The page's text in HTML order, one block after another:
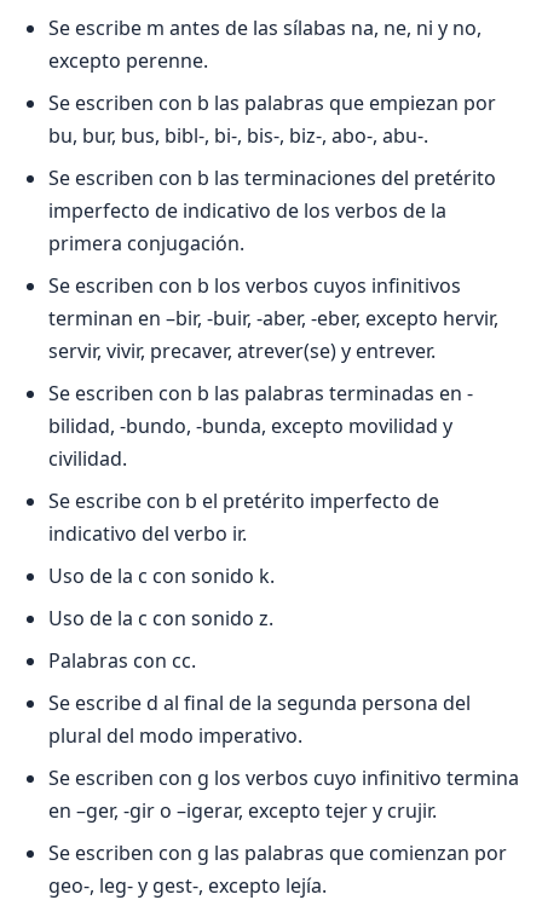
Se escribe m antes de las sílabas na, ne, ni y no,
excepto perenne.
Se escriben con b las palabras que empiezan por
bu, bur, bus, bibl-, bi-, bis-, biz-, abo-, abu-.
Se escriben con b las terminaciones del pretérito
imperfecto de indicativo de los verbos de la
primera conjugación.
Se escriben con b los verbos cuyos infinitivos
terminan en –bir, -buir, -aber, -eber, excepto hervir,
servir, vivir, precaver, atrever(se) y entrever.
Se escriben con b las palabras terminadas en -
bilidad, -bundo, -bunda, excepto movilidad y
civilidad.
Se escribe con b el pretérito imperfecto de
indicativo del verbo ir.
Uso de la c con sonido k.
Uso de la c con sonido z.
Palabras con cc.
Se escribe d al final de la segunda persona del
plural del modo imperativo.
Se escriben con g los verbos cuyo infinitivo termina
en –ger, -gir o –igerar, excepto tejer y crujir.
Se escriben con g las palabras que comienzan por
geo-, leg- y gest-, excepto lejía.